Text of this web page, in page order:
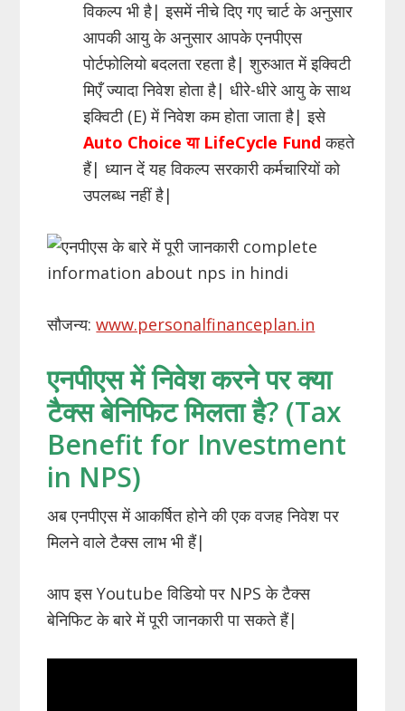
विकल्प भी है| इसमें नीचे दिए गए चार्ट के अनुसार
आपकी आयु के अनुसार आपके एनपीएस
पोर्टफोलियो बदलता रहता है| शुरुआत में इक्विटी
मिएँ ज्यादा निवेश होता है| धीरे-धीरे आयु के साथ
इक्विटी (E) में निवेश कम होता जाता है| इसे
Auto Choice या LifeCycle Fund कहते
हैं| ध्यान दें यह विकल्प सरकारी कर्मचारियों को
उपलब्ध नहीं है|
सौजन्य:www.personalfinanceplan.in
एनपीएस में निवेश करने पर क्या
टैक्स बेनिफिट मिलता है? (Tax
Benefit for Investment
in NPS)
अब एनपीएस में आकर्षित होने की एक वजह निवेश पर
मिलने वाले टैक्स लाभ भी हैं|
आप इस Youtube विडियो पर NPS के टैक्स
बेनिफिट के बारे में पूरी जानकारी पा सकते हैं|